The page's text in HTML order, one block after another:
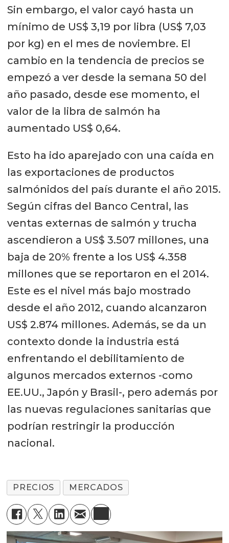
Sin embargo, el valor cayó hasta un
mínimo de US$ 3,19 por libra (US$ 7,03
por kg) en el mes de noviembre. El
cambio en la tendencia de precios se
empezó a ver desde la semana 50 del
año pasado, desde ese momento, el
valor de la libra de salmón ha
aumentado US$ 0,64.
Esto ha ido aparejado con una caída en
las exportaciones de productos
salmónidos del país durante el año 2015.
Según cifras del Banco Central, las
ventas externas de salmón y trucha
ascendieron a US$ 3.507 millones, una
baja de 20% frente a los US$ 4.358
millones que se reportaron en el 2014.
Este es el nivel más bajo mostrado
desde el año 2012, cuando alcanzaron
US$ 2.874 millones. Además, se da un
contexto donde la industria está
enfrentando el debilitamiento de
algunos mercados externos -como
EE.UU., Japón y Brasil-, pero además por
las nuevas regulaciones sanitarias que
podrían restringir la producción
nacional.
PRECIOS MERCADOS